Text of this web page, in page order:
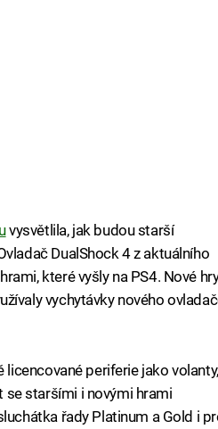
vysvětlila, jak budou starší
DualShock 4 z aktuálního
které vyšly na PS4. Nové
vychytávky nového
periferie jako volanty,
se staršími i novými hrami
řady Platinum a Gold i